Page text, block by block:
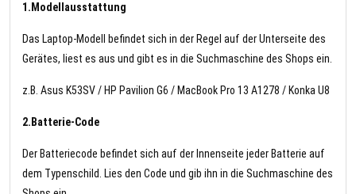
1.Modellausstattung
Das Laptop-Modell befindet sich in der Regel auf der Unterseite des
Gerätes, liest es aus und gibt es in die Suchmaschine des Shops ein.
z.B. Asus K53SV / HP Pavilion G6 / MacBook Pro 13 A1278 / Konka U8
2.Batterie-Code
Der Batteriecode befindet sich auf der Innenseite jeder Batterie auf
dem Typenschild. Lies den Code und gib ihn in die Suchmaschine des